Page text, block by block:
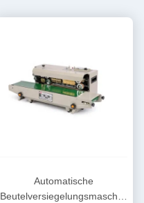
Automatische
Beutelversiegelungsmaschine